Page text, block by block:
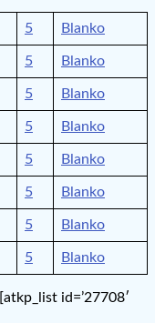
5 Blanko
5 Blanko
5 Blanko
5 Blanko
5 Blanko
5 Blanko
5 Blanko
5 Blanko
[atkp_list id=’27708′